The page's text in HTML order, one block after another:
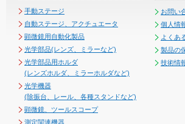
手動ステージ
自動ステージ、アクチュエータ
顕微鏡用自動化製品
光学部品(レンズ、ミラーなど)
光学部品用ホルダ
(レンズホルダ、ミラーホルダなど)
光学機器
(除振台、レール、各種スタンドなど)
顕微鏡、ツールスコープ
測定関連機器
お問い
個人情
よくあ
製品の
技術情